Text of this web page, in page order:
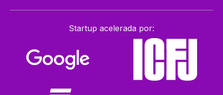
Startup acelerada por: